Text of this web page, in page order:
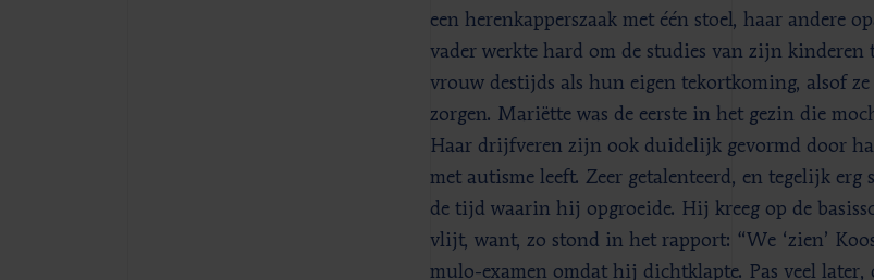
een herenkapperszaak met één stoel, haar andere
vader werkte hard om de studies van zijn kinderen
vrouw destijds als hun eigen tekortkoming, alsof
zorgen. Mariëtte was de eerste in het gezin die
Haar drijfveren zijn ook duidelijk gevormd door
met autisme leeft. Zeer getalenteerd, en tegelijk
de tijd waarin hij opgroeide. Hij kreeg op de
vlijt, want, zo stond in het rapport: “We ‘zien’
mulo-examen omdat hij dichtklapte. Pas veel